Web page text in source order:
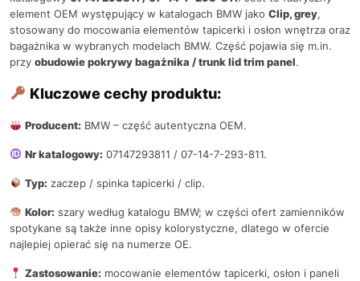
element OEM występujący w katalogach BMW jako Clip, grey,
stosowany do mocowania elementów tapicerki i osłon wnętrza oraz
bagażnika w wybranych modelach BMW. Część pojawia się m.in.
przy obudowie pokrywy bagażnika / trunk lid trim panel.
Kluczowe cechy produktu:
Producent: BMW – część autentyczna OEM.
Nr katalogowy: 07147293811 / 07-14-7-293-811.
Typ: zaczep / spinka tapicerki / clip.
Kolor: szary według katalogu BMW; w części ofert zamienników
spotykane są także inne opisy kolorystyczne, dlatego w ofercie
najlepiej opierać się na numerze OE.
Zastosowanie: mocowanie elementów tapicerki, osłon i paneli